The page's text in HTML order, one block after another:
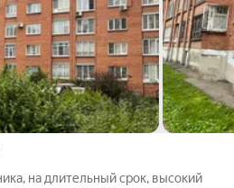
на длительный срок, высокий